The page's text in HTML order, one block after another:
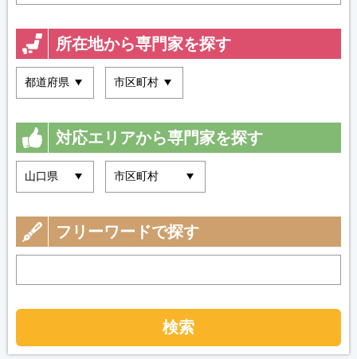
所在地から専門家を探す
対応エリアから専門家を探す
フリーワードで探す
検索